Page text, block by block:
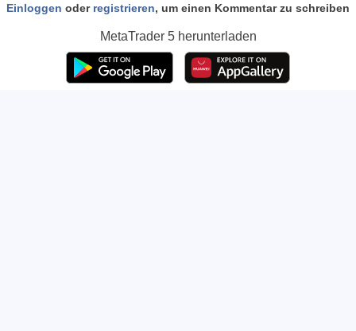
Einloggen oder registrieren, um einen Kommentar zu schreiben
MetaTrader 5herunterladen